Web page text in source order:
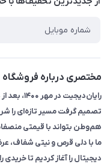
راهنما
مختصری درباره فروشگاه
تصمیم گرفت مسیر تازه‌ای را
هم‌وطن بتواند با قیمتی
ما با دلی قرص و نیتی شفاف،
دیجیتال را آغاز کردیم تا